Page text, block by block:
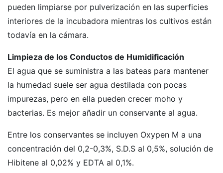
pueden limpiarse por pulverización en las superficies
interiores de la incubadora mientras los cultivos están
todavía en la cámara.
Limpieza de los Conductos de Humidificación
El agua que se suministra a las bateas para mantener
la humedad suele ser agua destilada con pocas
impurezas, pero en ella pueden crecer moho y
bacterias. Es mejor añadir un conservante al agua.
Entre los conservantes se incluyen Oxypen M a una
concentración del 0,2-0,3%, S.D.S al 0,5%, solución de
Hibitene al 0,02% y EDTA al 0,1%.